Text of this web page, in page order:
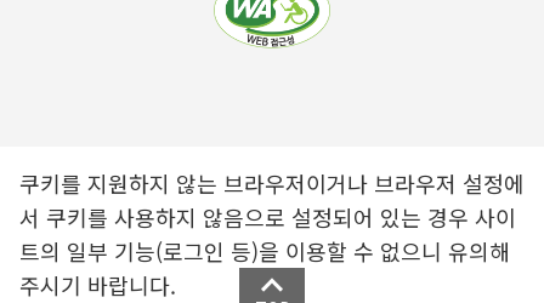
쿠키를 지원하지 않는 브라우저이거나 브라우저 설정에
서 쿠키를 사용하지 않음으로 설정되어 있는 경우 사이
트의 일부 기능(로그인 등)을 이용할 수 없으니 유의해
주시기 바랍니다.